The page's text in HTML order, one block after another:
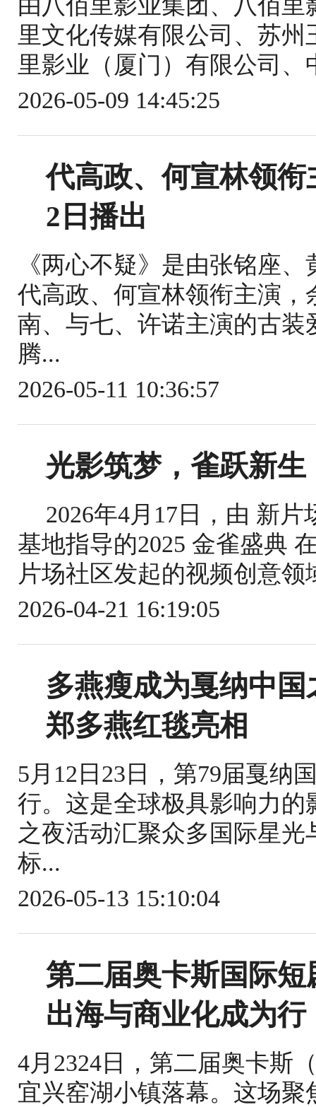
由八佰里影业集团、八佰
里文化传媒有限公司、苏
里影业（厦门）有限公司
2026-05-09 14:45:25
代高政、何宣林领
2日播出
《两心不疑》是由张铭座
代高政、何宣林领衔主演
南、与七、许诺主演的古装
腾...
2026-05-11 10:36:57
光影筑梦，雀跃新
2026年4月17日，由 新
基地指导的2025 金雀盛典
片场社区发起的视频创意
2026-04-21 16:19:05
多燕瘦成为戛纳中
郑多燕红毯亮相
5月12日23日，第79届戛纳
行。这是全球极具影响力
之夜活动汇聚众多国际星
标...
2026-05-13 15:10:04
第二届奥卡斯国际
出海与商业化成为行
4月2324日，第二届奥卡斯
宜兴窑湖小镇落幕。这场